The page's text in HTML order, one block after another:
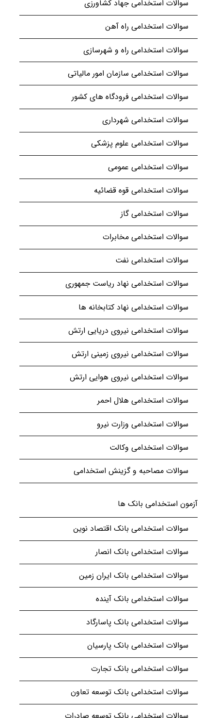
سوالات استخدامی جهاد کشاورزی
سوالات استخدامی راه آهن
سوالات استخدامی راه و شهرسازی
سوالات استخدامی سازمان امور مالیاتی
سوالات استخدامی فرودگاه های کشور
سوالات استخدامی شهرداری
سوالات استخدامی علوم پزشکی
سوالات استخدامی عمومی
سوالات استخدامی قوه قضائیه
سوالات استخدامی گاز
سوالات استخدامی مخابرات
سوالات استخدامی نفت
سوالات استخدامی نهاد ریاست جمهوری
سوالات استخدامی نهاد کتابخانه ها
سوالات استخدامی نیروی دریایی ارتش
سوالات استخدامی نیروی زمینی ارتش
سوالات استخدامی نیروی هوایی ارتش
سوالات استخدامی هلال احمر
سوالات استخدامی وزارت نیرو
سوالات استخدامی وکالت
سوالات مصاحبه و گزینش استخدامی
آزمون استخدامی بانک ها
سوالات استخدامی بانک اقتصاد نوین
سوالات استخدامی بانک انصار
سوالات استخدامی بانک ایران زمین
سوالات استخدامی بانک آینده
سوالات استخدامی بانک پاسارگاد
سوالات استخدامی بانک پارسیان
سوالات استخدامی بانک تجارت
سوالات استخدامی بانک توسعه تعاون